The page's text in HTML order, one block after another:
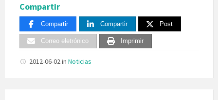
Compartir
Compartir Compartir Post
Correo eletrónico Imprimir
2012-06-02in Noticias